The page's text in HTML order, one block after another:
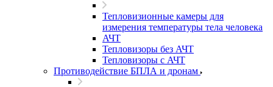
Тепловизионные камеры для
измерения температуры тела человека
АЧТ
Тепловизоры без АЧТ
Тепловизоры с АЧТ
Противодействие БПЛА и дронам